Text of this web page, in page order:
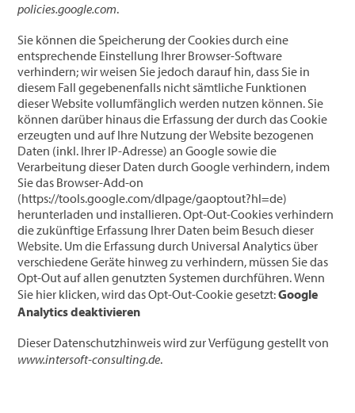
policies.google.com.
Sie können die Speicherung der Cookies durch eine
entsprechende Einstellung Ihrer Browser-Software
verhindern; wir weisen Sie jedoch darauf hin, dass Sie in
diesem Fall gegebenenfalls nicht sämtliche Funktionen
dieser Website vollumfänglich werden nutzen können. Sie
können darüber hinaus die Erfassung der durch das Cookie
erzeugten und auf Ihre Nutzung der Website bezogenen
Daten (inkl. Ihrer IP-Adresse) an Google sowie die
Verarbeitung dieser Daten durch Google verhindern, indem
Sie das Browser-Add-on
(https://tools.google.com/dlpage/gaoptout?hl=de)
herunterladen und installieren. Opt-Out-Cookies verhindern
die zukünftige Erfassung Ihrer Daten beim Besuch dieser
Website. Um die Erfassung durch Universal Analytics über
verschiedene Geräte hinweg zu verhindern, müssen Sie das
Opt-Out auf allen genutzten Systemen durchführen. Wenn
Sie hier klicken, wird das Opt-Out-Cookie gesetzt:Google
Analytics deaktivieren
Dieser Datenschutzhinweis wird zur Verfügung gestellt von
www.intersoft-consulting.de.